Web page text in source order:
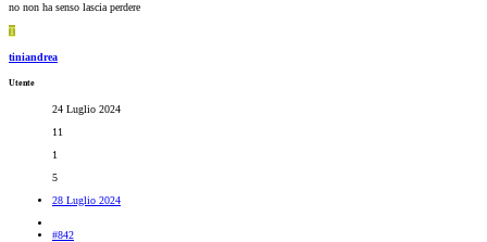
no non ha senso lascia perdere
T
tiniandrea
Utente
24 Luglio 2024
11
1
5
28 Luglio 2024
#842